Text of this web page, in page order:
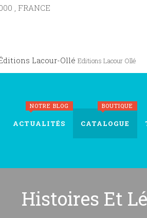
, FRANCE
Lacour-Ollé Editions Lacour Ollé
ACTUALITÉS
NOTRE BLOG
CATALOGUE
BOUTIQUE
Histoires Et